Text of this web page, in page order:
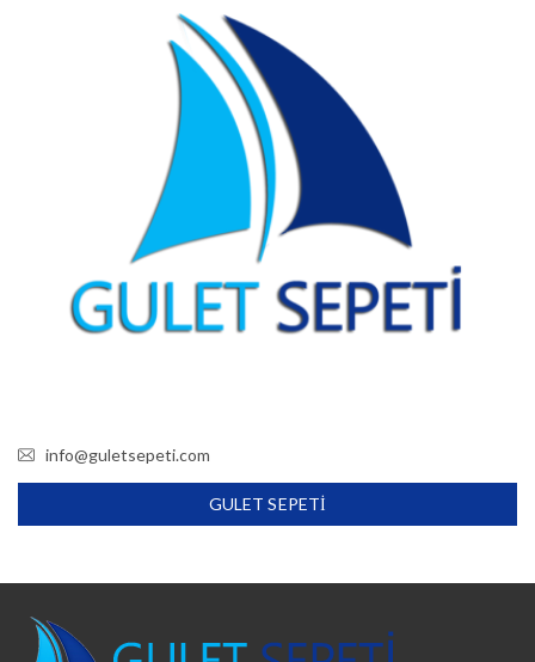
info@guletsepeti.com
GULET SEPETI